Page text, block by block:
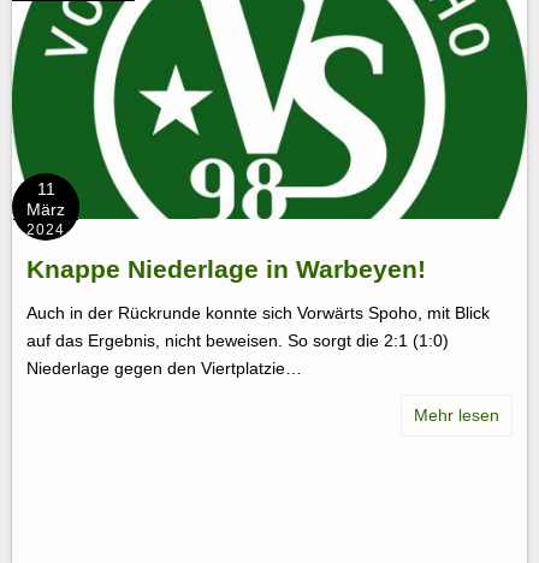
11
März
2024
Knappe Niederlage in Warbeyen!
Auch in der Rückrunde konnte sich Vorwärts Spoho, mit Blick
auf das Ergebnis, nicht beweisen. So sorgt die 2:1 (1:0)
Niederlage gegen den Viertplatzie…